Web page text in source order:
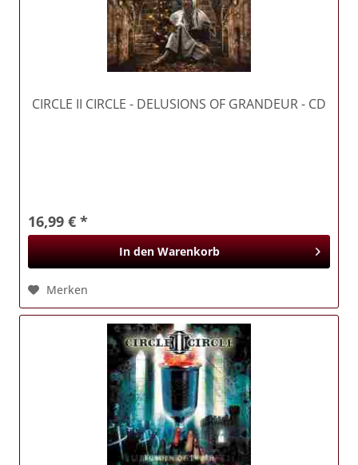
CIRCLE II CIRCLE - DELUSIONS OF GRANDEUR - CD
16,99 € *
In den Warenkorb
Merken